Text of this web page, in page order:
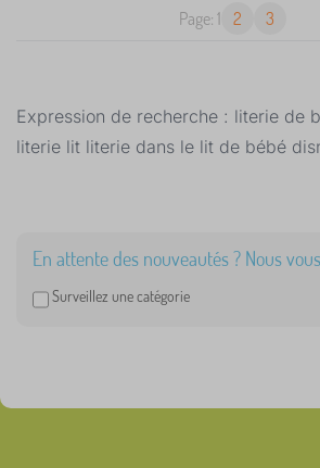
Page: 1 2 3
Expression de recherche : literie de
literie lit literie dans le lit de bébé
En attente des nouveautés ? Nous
Surveillez une catégorie